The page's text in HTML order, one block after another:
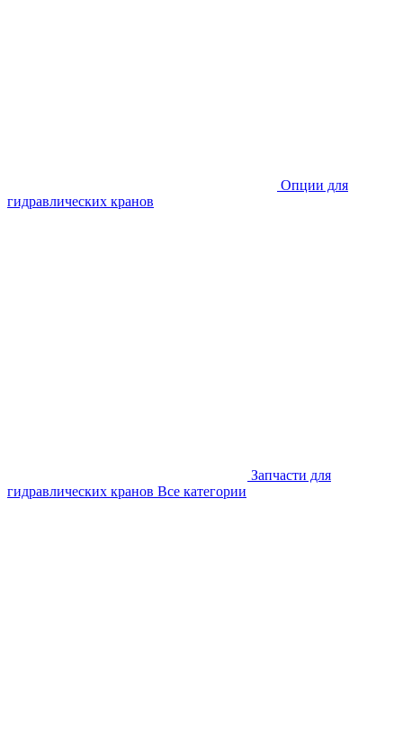
Опции для
гидравлических кранов
Запчасти для
гидравлических кранов Все категории